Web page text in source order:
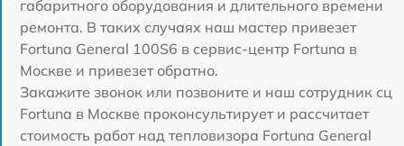
габаритного оборудования и длительного времени
ремонта. В таких случаях наш мастер привезет
Fortuna General 100S6 в сервис-центр Fortuna в
Москве и привезет обратно.
Закажите звонок или позвоните и наш сотрудник сц
Fortuna в Москве проконсультирует и рассчитает
стоимость работ над тепловизора Fortuna General